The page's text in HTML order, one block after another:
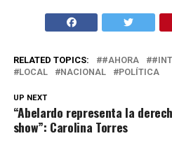
RELATED TOPICS: #AHORA
LOCAL
NACIONAL POLÍTICA
UP NEXT
“Abelardo representa la
show”: Carolina Torres